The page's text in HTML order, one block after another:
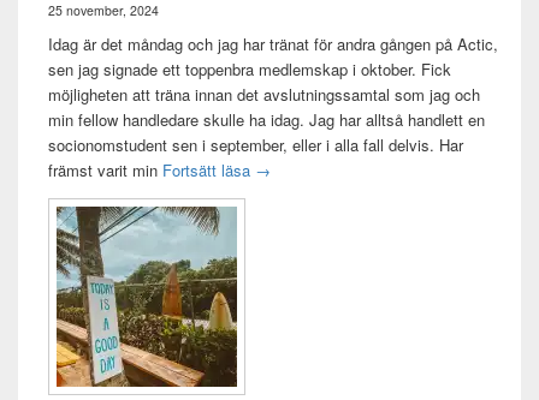
25 november, 2024
Idag är det måndag och jag har tränat för andra gången på Actic,
sen jag signade ett toppenbra medlemskap i oktober. Fick
möjligheten att träna innan det avslutningssamtal som jag och
min fellow handledare skulle ha idag. Jag har alltså handlett en
socionomstudent sen i september, eller i alla fall delvis. Har
främst varit min Fortsätt läsa Att vara handledare åt en student
→